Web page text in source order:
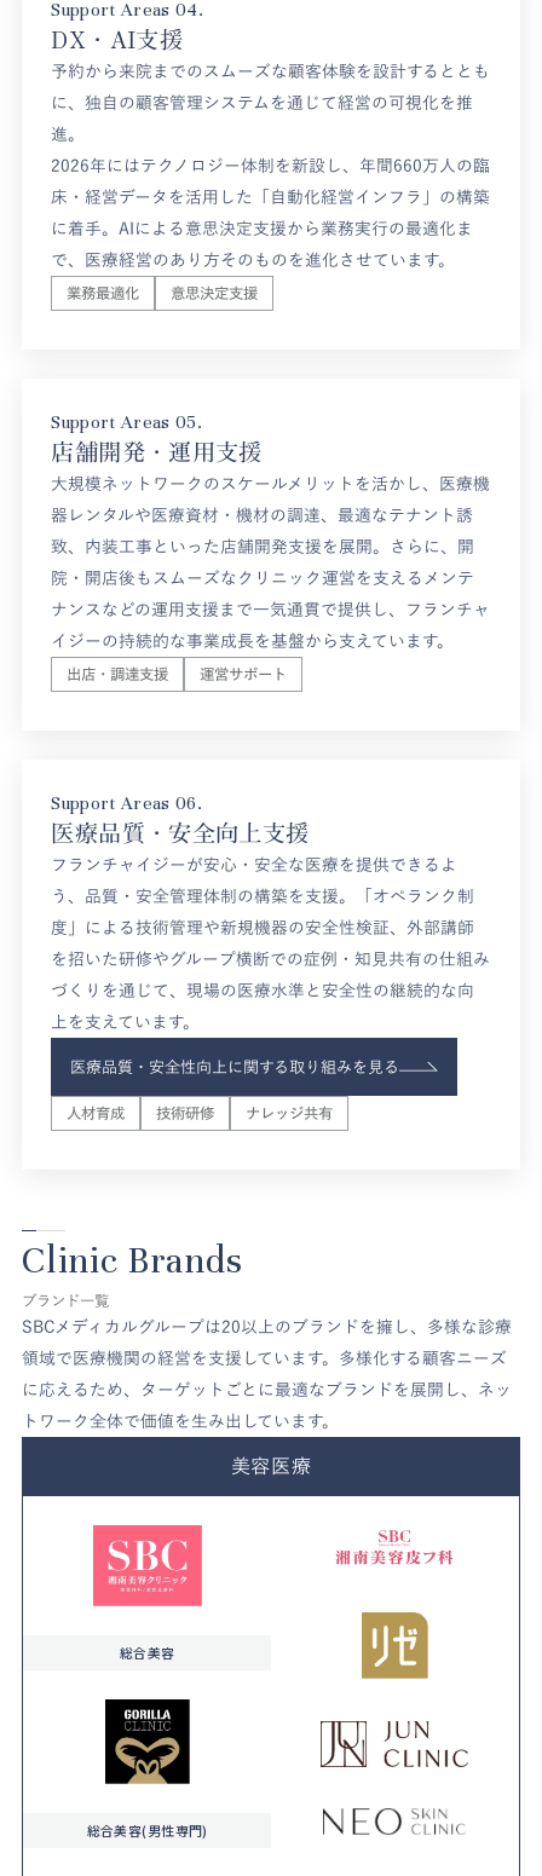
Support Areas 04.
DX・AI支援
予約から来院までのスムーズな顧客体験を設計するととも
に、独自の顧客管理システムを通じて経営の可視化を推
進。
2026年にはテクノロジー体制を新設し、年間660万人の臨
床・経営データを活用した「自動化経営インフラ」の構築
に着手。AIによる意思決定支援から業務実行の最適化ま
で、医療経営のあり方そのものを進化させています。
業務最適化 意思決定支援
Support Areas 05.
店舗開発・運用支援
大規模ネットワークのスケールメリットを活かし、医療機
器レンタルや医療資材・機材の調達、最適なテナント誘
致、内装工事といった店舗開発支援を展開。さらに、開
院・開店後もスムーズなクリニック運営を支えるメンテ
ナンスなどの運用支援まで一気通貫で提供し、フランチャ
イジーの持続的な事業成長を基盤から支えています。
出店・調達支援 運営サポート
Support Areas 06.
医療品質・安全向上支援
フランチャイジーが安心・安全な医療を提供できるよ
う、品質・安全管理体制の構築を支援。「オペランク制
度」による技術管理や新規機器の安全性検証、外部講師
を招いた研修やグループ横断での症例・知見共有の仕組み
づくりを通じて、現場の医療水準と安全性の継続的な向
上を支えています。
医療品質・安全性向上に関する取り組みを見る
人材育成 技術研修 ナレッジ共有
Clinic Brands
ブランド一覧
SBCメディカルグループは20以上のブランドを擁し、多様な診療
領域で医療機関の経営を支援しています。多様化する顧客ニーズ
に応えるため、ターゲットごとに最適なブランドを展開し、ネッ
トワーク全体で価値を生み出しています。
美容医療
総合美容
総合美容(男性専門)